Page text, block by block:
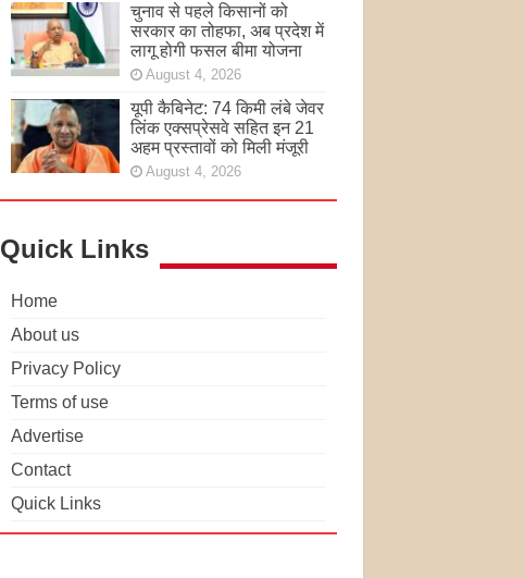
चुनाव से पहले किसानों को
सरकार का तोहफा, अब प्रदेश में
लागू होगी फसल बीमा योजना
August 4, 2026
यूपी कैबिनेट: 74 किमी लंबे जेवर
लिंक एक्सप्रेसवे सहित इन 21
अहम प्रस्तावों को मिली मंजूरी
August 4, 2026
Quick Links
Home
About us
Privacy Policy
Terms of use
Advertise
Contact
Quick Links